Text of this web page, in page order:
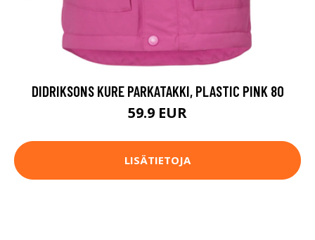
DIDRIKSONS KURE PARKATAKKI, PLASTIC PINK 80
59.9 EUR
LISÄTIETOJA